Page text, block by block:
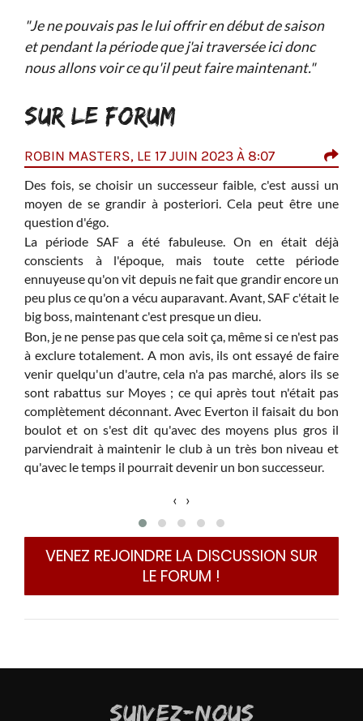
"Je ne pouvais pas le lui offrir en début de saison
et pendant la période que j'ai traversée ici donc
nous allons voir ce qu'il peut faire maintenant."
SUR LE FORUM
ROBIN MASTERS, LE 17 JUIN 2023 À 8:07
Des fois, se choisir un successeur faible, c'est aussi un
moyen de se grandir à posteriori. Cela peut être une
question d'égo.
La période SAF a été fabuleuse. On en était déjà
conscients à l'époque, mais toute cette période
ennuyeuse qu'on vit depuis ne fait que grandir encore un
peu plus ce qu'on a vécu auparavant. Avant, SAF c'était le
big boss, maintenant c'est presque un dieu.
Bon, je ne pense pas que cela soit ça, même si ce n'est pas
à exclure totalement. A mon avis, ils ont essayé de faire
venir quelqu'un d'autre, cela n'a pas marché, alors ils se
sont rabattus sur Moyes ; ce qui après tout n'était pas
complètement déconnant. Avec Everton il faisait du bon
boulot et on s'est dit qu'avec des moyens plus gros il
parviendrait à maintenir le club à un très bon niveau et
qu'avec le temps il pourrait devenir un bon successeur.
‹ ›
VENEZ REJOINDRE LA DISCUSSION SUR
LE FORUM !
SUIVEZ-NOUS